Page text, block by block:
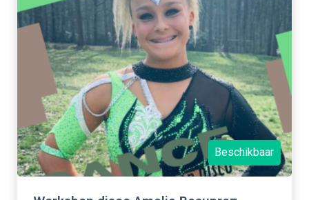
Beschikbaar